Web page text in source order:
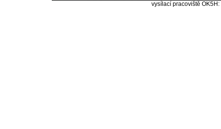
vysílací pracoviště